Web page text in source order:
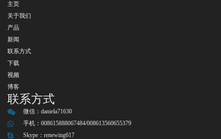
主页
关于我们
产品
新闻
联系方式
下载
视频
博客
联系方式
微信： daniela71630
手机：008615888067484/008613560655379
Skype： renewing617